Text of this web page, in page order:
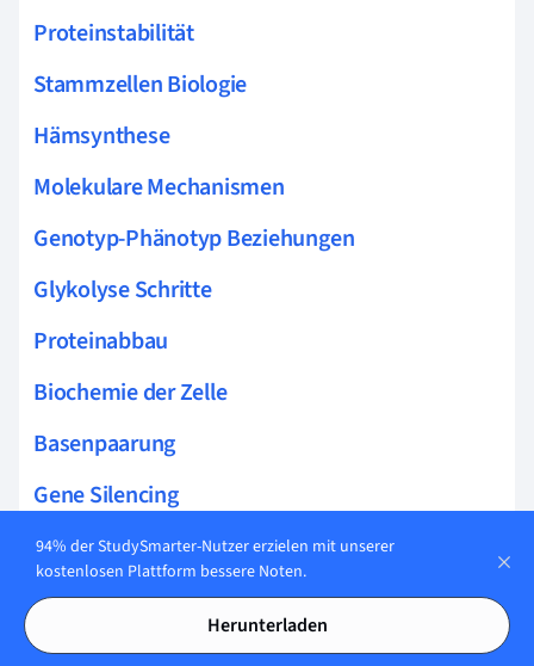
Proteinstabilität
Stammzellen Biologie
Hämsynthese
Molekulare Mechanismen
Genotyp-Phänotyp Beziehungen
Glykolyse Schritte
Proteinabbau
Biochemie der Zelle
Basenpaarung
Gene Silencing
Proteinaffinität
Autophagie Prozess
Prosthetische Gruppen
94% der StudySmarter-Nutzer erzielen mit unserer
kostenlosen Plattform bessere Noten.
Herunterladen